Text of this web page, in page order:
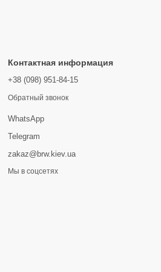
Контактная информация
+38 (098) 951-84-15
Обратный звонок
WhatsApp
Telegram
zakaz@brw.kiev.ua
Мы в соцсетях